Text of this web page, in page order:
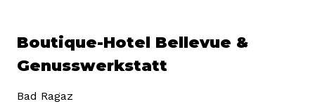
Boutique-Hotel Bellevue &
Genusswerkstatt
Bad Ragaz